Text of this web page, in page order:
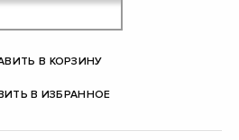
В КОРЗИНУ
В ИЗБРАННОЕ